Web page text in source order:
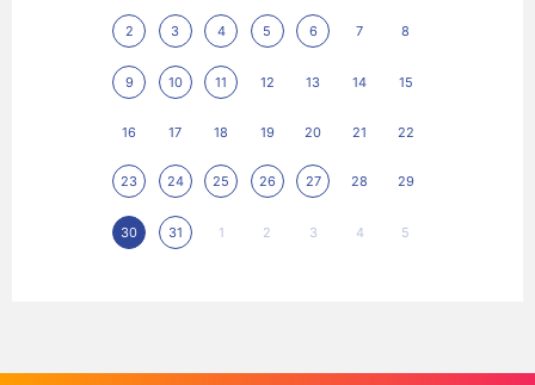
2 3 4 5 6 7 8
9 10 11 12 13 14 15
16 17 18 19 20 21 22
23 24 25 26 27 28 29
30 31 1 2 3 4 5